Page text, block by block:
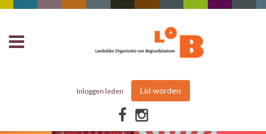
Inloggen leden Lid worden